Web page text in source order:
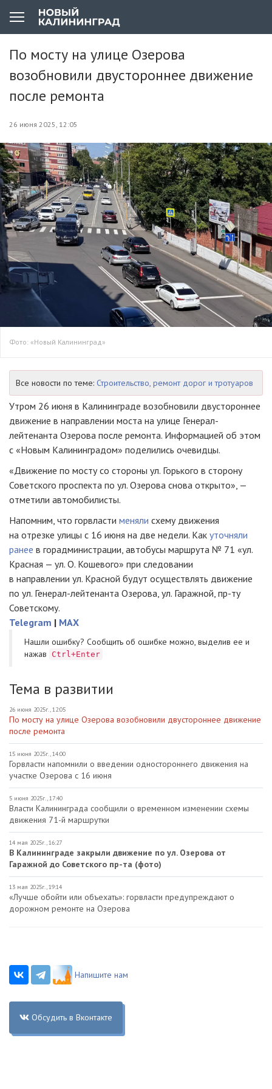
По мосту на улице Озерова
возобновили двустороннее движение
после ремонта
26 июня 2025, 12:05
Фото: «Новый Калининград»
Все новости по теме: Строительство, ремонт дорог и тротуаров
Утром 26 июня в Калининграде возобновили двустороннее
движение в направлении моста на улице Генерал-
лейтенанта Озерова после ремонта. Информацией об этом
с «Новым Калининградом» поделились очевидцы.
«Движение по мосту со стороны ул. Горького в сторону
Советского проспекта по ул. Озерова снова открыто», —
отметили автомобилисты.
Напомним, что горвласти меняли схему движения
на отрезке улицы с 16 июня на две недели. Как уточняли
ранее в горадминистрации, автобусы маршрута № 71 «ул.
Красная — ул. О. Кошевого» при следовании
в направлении ул. Красной будут осуществлять движение
по ул. Генерал-лейтенанта Озерова, ул. Гаражной, пр-ту
Советскому.
Telegram | MAX
Нашли ошибку? Cообщить об ошибке можно, выделив ее и
нажав
Ctrl+Enter
Тема в развитии
26 июня 2025г., 12:05
По мосту на улице Озерова возобновили двустороннее движение
после ремонта
15 июня 2025г., 14:00
Горвласти напомнили о введении одностороннего движения на
участке Озерова с 16 июня
5 июня 2025г., 17:40
Власти Калининграда сообщили о временном изменении схемы
движения 71-й маршрутки
14 мая 2025г., 16:27
В Калининграде закрыли движение по ул. Озерова от
Гаражной до Советского пр-та (фото)
13 мая 2025г., 19:14
«Лучше обойти или объехать»: горвласти предупреждают о
дорожном ремонте на Озерова
Напишите нам
Обсудить в Вконтакте